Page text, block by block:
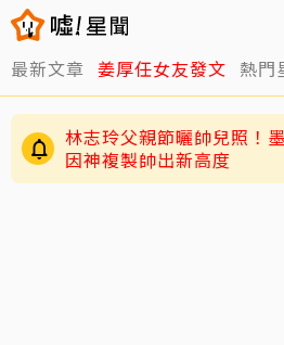
最新文章 姜厚任女友發文 熱門
林志玲父親節曬帥兒照！
因神複製帥出新高度